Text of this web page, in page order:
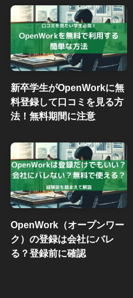
新卒学生がOpenWorkに無
料登録して口コミを見る方
法！無料期間に注意
OpenWork（オープンワー
ク）の登録は会社にバレ
る？登録前に確認